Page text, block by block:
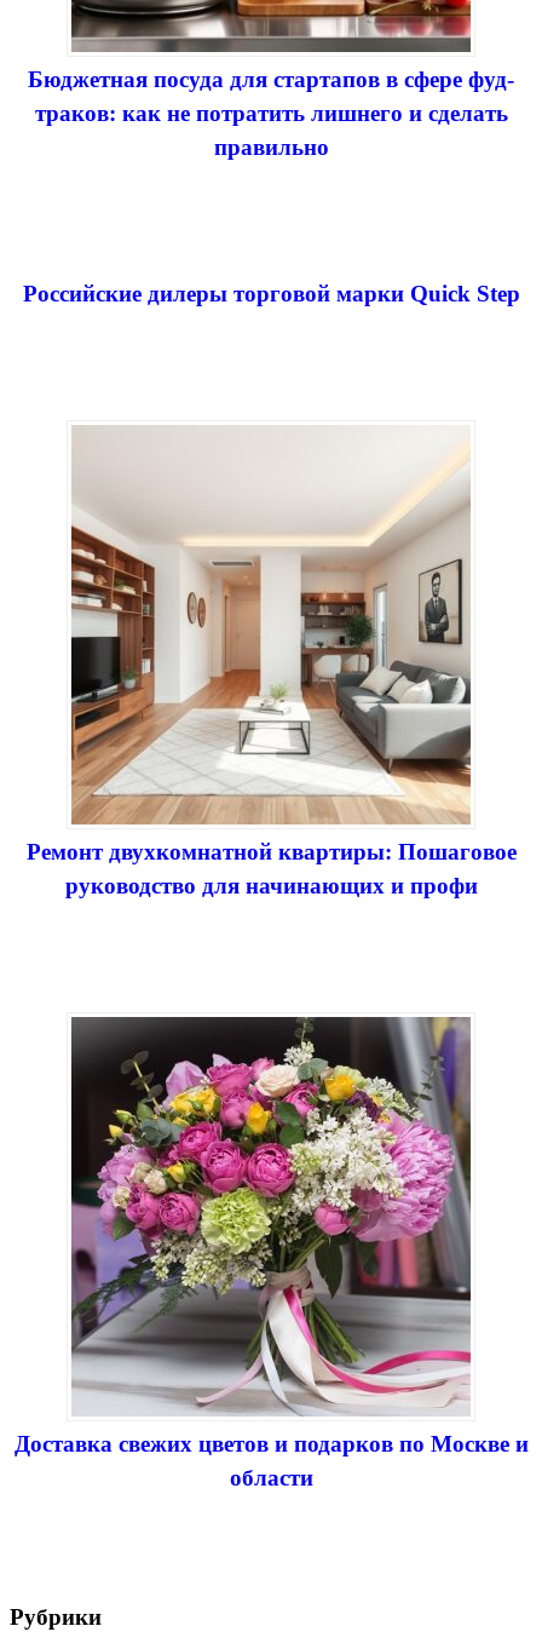
Бюджетная посуда для стартапов в сфере фуд-
траков: как не потратить лишнего и сделать
правильно
Российские дилеры торговой марки Quick Step
Ремонт двухкомнатной квартиры: Пошаговое
руководство для начинающих и профи
Доставка свежих цветов и подарков по Москве и
области
Рубрики